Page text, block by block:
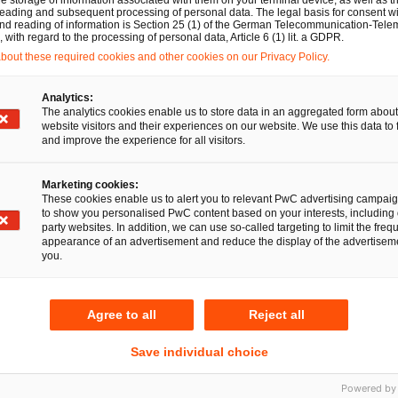
beraten wir sie ganzheitlich und in enger
und Finanzexpert:innen von PwC und unserem
Ob weltweit agierendes Unternehmen,
jedem Mandanten steht bei uns ein persönlicher
Belangen verantwortungsvoll
wirtschaftlichen Erfolg langfristig zu sichern.
Rechtsanwält:innen an 18 Standorten. Integrierte
dabei, Vertrauen aufzubauen und sich neu zu
365.000 Mitarbeitende in 136 Ländern täglich
Chancen und Wettbewerbsvorteile. Mit modernsten
in den Bereichen Wirtschaftsprüfung, Steuern, Recht
zu schaffen, auszubauen und zu erhalten.
and subsequent processing of personal data. The legal basis for consent
reading of information is Section 25 (1) of the German Telecommunication-
with regard to the processing of personal data, Article 6 (1) lit. a GDPR.
these required cookies and other cookies on our Privacy Policy.
Analytics:
The analytics cookies enable us to store data in an aggregated form
website visitors and their experiences on our website. We use this data to
and improve the experience for all visitors.
Marketing cookies:
These cookies enable us to alert you to relevant PwC advertising
to show you personalised PwC content based on your interests, including
party websites. In addition, we can use so-called targeting to limit the
appearance of an advertisement and reduce the display of the
you.
Agree to all Reject all
Save individual choice
Powered by